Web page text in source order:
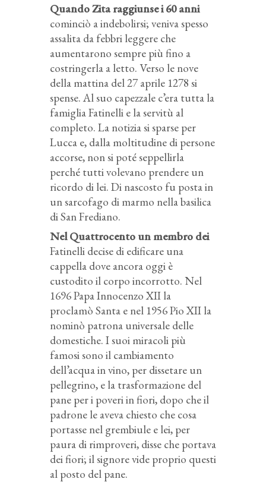
Quando Zita raggiunse i 60 anni
cominciò a indebolirsi; veniva spesso
assalita da febbri leggere che
aumentarono sempre più fino a
costringerla a letto. Verso le nove
della mattina del 27 aprile 1278 si
spense. Al suo capezzale c’era tutta la
famiglia Fatinelli e la servitù al
completo. La notizia si sparse per
Lucca e, dalla moltitudine di persone
accorse, non si poté seppellirla
perché tutti volevano prendere un
ricordo di lei. Di nascosto fu posta in
un sarcofago di marmo nella basilica
di San Frediano.
Nel Quattrocento un membro dei
Fatinelli decise di edificare una
cappella dove ancora oggi è
custodito il corpo incorrotto. Nel
1696 Papa Innocenzo XII la
proclamò Santa e nel 1956 Pio XII la
nominò patrona universale delle
domestiche. I suoi miracoli più
famosi sono il cambiamento
dell’acqua in vino, per dissetare un
pellegrino, e la trasformazione del
pane per i poveri in fiori, dopo che il
padrone le aveva chiesto che cosa
portasse nel grembiule e lei, per
paura di rimproveri, disse che portava
dei fiori; il signore vide proprio questi
al posto del pane.